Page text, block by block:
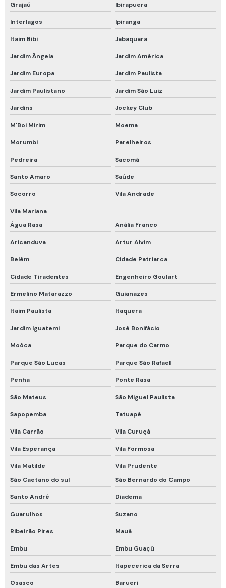
Proteção respiratória para fumos metálicos
Proteção respiratória para soldador
Recarga de cilindro de ar respirável
Respirador de fuga
Respirador de fuga com filtro
Respirador descartável epi
Respirador motorizado drager
Respirador motorizado epi
Respirador purificador de ar motorizado
Respirador semi facial com cartucho
Respirador semi facial com filtro
Respirador semi facial com filtro químico
Respirador semi facial para vapores orgânicos
Roupa de proteção química
Roupa de proteção química nível a
Talabarte de segurança
Trava quedas retrátil 10m
Trava quedas retrátil 6 metros
Tubos colorimétricos
Tubos colorimétricos draeger
Venda de detector de gás
Vestimenta de proteção química tipo 5 e 6
Vestimenta proteção química
Conjunto de respiração autônomo
Equipamento de medição de espaço confinado
Equipamento de ventilação para espaço confinado
Grajaú Ibirapuera
Interlagos Ipiranga
Itaim Bibi Jabaquara
Jardim Ângela Jardim América
Jardim Europa Jardim Paulista
Jardim Paulistano Jardim São Luiz
Jardins Jockey Club
M'Boi Mirim Moema
Morumbi Parelheiros
Pedreira Sacomã
Santo Amaro Saúde
Socorro Vila Andrade
Vila Mariana
Água Rasa
Anália Franco
Aricanduva Artur Alvim
Belém Cidade Patriarca
Cidade Tiradentes Engenheiro Goulart
Ermelino Matarazzo Guianazes
Itaim Paulista Itaquera
Jardim Iguatemi José Bonifácio
Moóca Parque do Carmo
Parque São Lucas Parque São Rafael
Penha Ponte Rasa
São Mateus São Miguel Paulista
Sapopemba Tatuapé
Vila Carrão Vila Curuçá
Vila Esperança Vila Formosa
Vila Matilde
Vila Prudente
São Caetano do sul
São Bernardo do Campo
Santo André Diadema
Guarulhos Suzano
Ribeirão Pires Mauá
Embu Embu Guaçú
Embu das Artes Itapecerica da Serra
Osasco Barueri